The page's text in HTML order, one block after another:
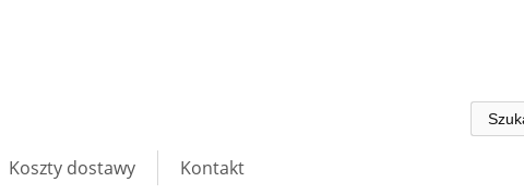
Koszty dostawy
Kontakt